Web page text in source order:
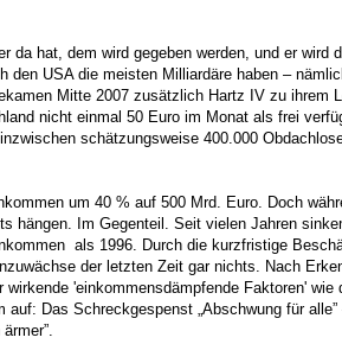
da hat, dem wird gegeben werden, und er
den USA die meisten Milliardäre haben –
Mitte 2007 zusätzlich Hartz IV zu
nicht einmal 50 Euro im Monat als frei
schätzungsweise 400.000
um 40 % auf 500 Mrd. Euro. Doch
hängen. Im Gegenteil. Seit vielen Jahren
als 1996. Durch die kurzfristige
der letzten Zeit gar nichts. Nach
'einkommensdämpfende Faktoren'
Das Schreckgespenst „Abschwung für